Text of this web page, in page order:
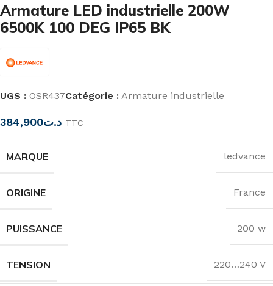
Armature LED industrielle 200W
6500K 100 DEG IP65 BK
UGS : OSR437Catégorie : Armature industrielle
د.ت384,900 TTC
MARQUE ledvance
ORIGINE France
PUISSANCE 200 w
TENSION 220…240 V